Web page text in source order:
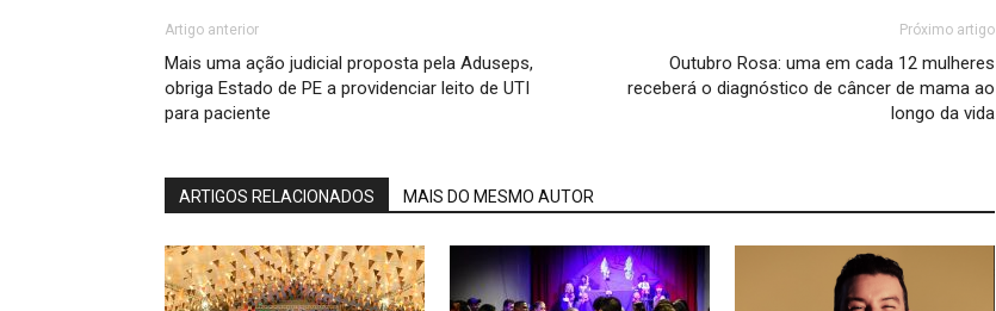
Artigo anterior
Mais uma ação judicial proposta pela Aduseps,
obriga Estado de PE a providenciar leito de UTI
para paciente
Próximo artigo
Outubro Rosa: uma em cada 12 mulheres
receberá o diagnóstico de câncer de mama ao
longo da vida
ARTIGOS RELACIONADOS MAIS DO MESMO AUTOR